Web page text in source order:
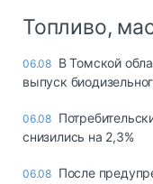
Топливо,
06.08 В Томской
выпуск
06.08
снизились на 2,3%
06.08 После